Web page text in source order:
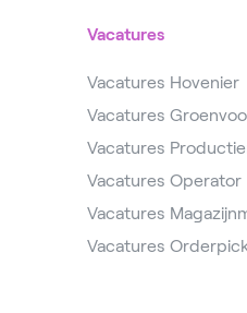
Vacatures
Vacatures Hovenier
Vacatures
Vacatures
Vacatures Operator
Vacatures
Vacatures